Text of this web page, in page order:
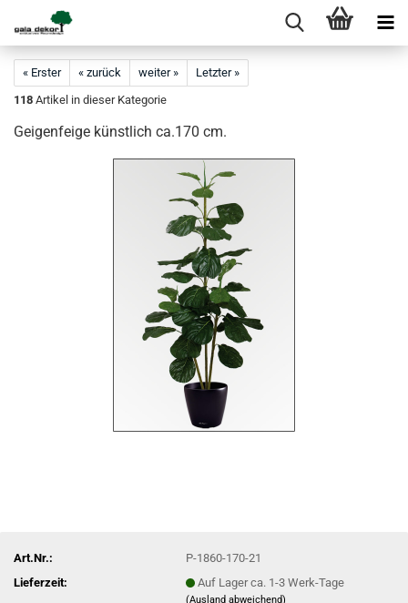
« Erster « zurück weiter »
Letzter »
118 Artikel in dieser Kategorie
Geigenfeige künstlich ca.170 cm.
Art.Nr.:
P-1860-170-21
Lieferzeit:
Auf Lager ca. 1-3 Werk-Tage
(Ausland abweichend)